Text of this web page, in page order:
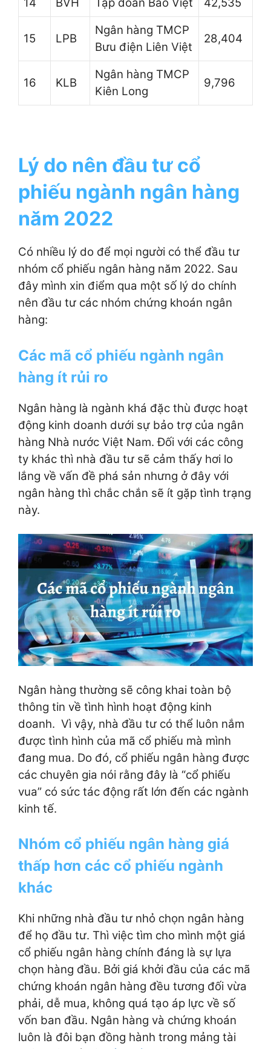
14 BVH Tập đoàn Bảo Việt 42,535
15 LPB
Ngân hàng TMCP
Bưu điện Liên Việt
28,404
16 KLB
Ngân hàng TMCP
Kiên Long
9,796
Lý do nên đầu tư cổ
phiếu ngành ngân hàng
năm 2022
Có nhiều lý do để mọi người có thể đầu tư
nhóm cổ phiếu ngân hàng năm 2022. Sau
đây mình xin điểm qua một số lý do chính
nên đầu tư các nhóm chứng khoán ngân
hàng:
Các mã cổ phiếu ngành ngân
hàng ít rủi ro
Ngân hàng là ngành khá đặc thù được hoạt
động kinh doanh dưới sự bảo trợ của ngân
hàng Nhà nước Việt Nam. Đối với các công
ty khác thì nhà đầu tư sẽ cảm thấy hơi lo
lắng về vấn đề phá sản nhưng ở đây với
ngân hàng thì chắc chắn sẽ ít gặp tình trạng
này.
Ngân hàng thường sẽ công khai toàn bộ
thông tin về tình hình hoạt động kinh
doanh. Vì vậy, nhà đầu tư có thể luôn nắm
được tình hình của mã cổ phiếu mà mình
đang mua. Do đó, cổ phiếu ngân hàng được
các chuyên gia nói rằng đây là “cổ phiếu
vua” có sức tác động rất lớn đến các ngành
kinh tế.
Nhóm cổ phiếu ngân hàng giá
thấp hơn các cổ phiếu ngành
khác
Khi những nhà đầu tư nhỏ chọn ngân hàng
để họ đầu tư. Thì việc tìm cho mình một giá
cổ phiếu ngân hàng chính đáng là sự lựa
chọn hàng đầu. Bởi giá khởi đầu của các mã
chứng khoán ngân hàng đều tương đối vừa
phải, dễ mua, không quá tạo áp lực về số
vốn ban đầu. Ngân hàng và chứng khoán
luôn là đôi bạn đồng hành trong mảng tài